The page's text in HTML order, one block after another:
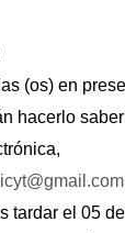
(os) en
hacerlo
tardar el 05